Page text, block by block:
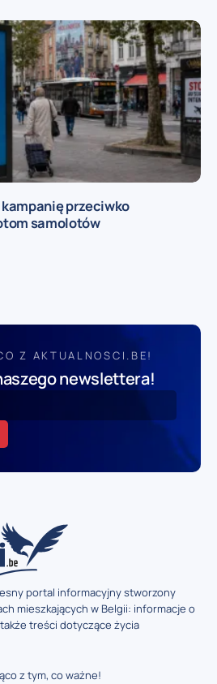
przeciwko
samolotów
Z AKTUALNOSCI.BE!
newslettera!
portal informacyjny stworzony
mieszkających w Belgii: informacje o
treści dotyczące życia
z tym, co ważne!